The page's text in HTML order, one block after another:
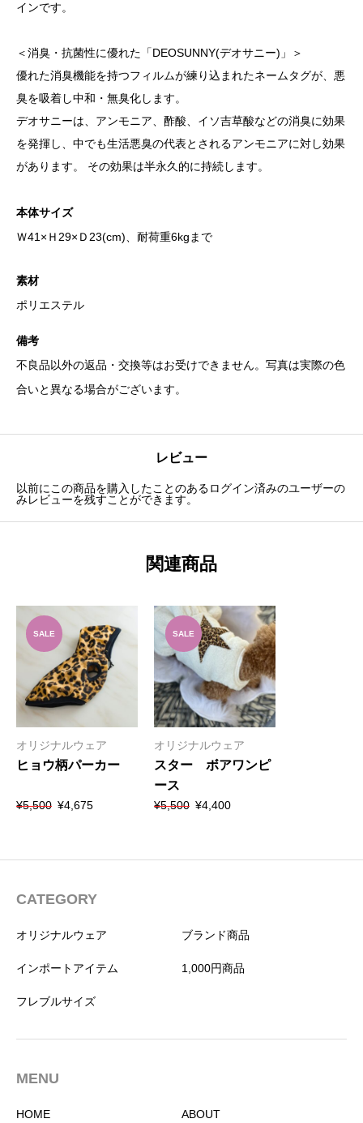
インです。
＜消臭・抗菌性に優れた「DEOSUNNY(デオサニー)」＞
優れた消臭機能を持つフィルムが練り込まれたネームタグが、悪
臭を吸着し中和・無臭化します。
デオサニーは、アンモニア、酢酸、イソ吉草酸などの消臭に効果
を発揮し、中でも生活悪臭の代表とされるアンモニアに対し効果
があります。 その効果は半永久的に持続します。
本体サイズ
Ｗ41×Ｈ29×Ｄ23(cm)、耐荷重6kgまで
素材
ポリエステル
備考
不良品以外の返品・交換等はお受けできません。写真は実際の色
合いと異なる場合がございます。
レビュー
以前にこの商品を購入したことのあるログイン済みのユーザーの
みレビューを残すことができます。
関連商品
オリジナルウェア
ヒョウ柄パーカー
¥5,500
元
で
た。
¥4,675
現
¥4,675
す。
SALE
オリジナルウェア
スター ボアワンピ
ース
¥5,500
元
¥4,400
現
SALE
CATEGORY
オリジナルウェア ブランド商品
インポートアイテム 1,000円商品
フレブルサイズ
MENU
HOME ABOUT